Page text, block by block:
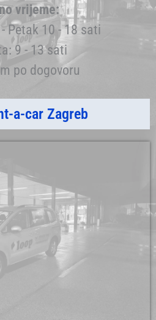
vrijeme:
Petak 10 - 18 sati
9 - 13 sati
po dogovoru
a-car Zagreb